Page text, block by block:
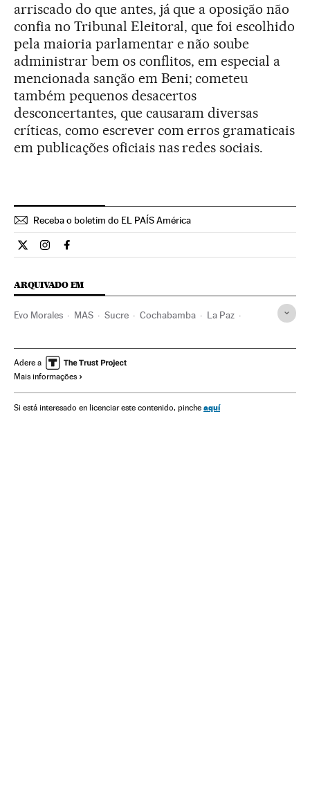
arriscado do que antes, já que a oposição não
confia no Tribunal Eleitoral, que foi escolhido
pela maioria parlamentar e não soube
administrar bem os conflitos, em especial a
mencionada sanção em Beni; cometeu
também pequenos desacertos
desconcertantes, que causaram diversas
críticas, como escrever com erros gramaticais
em publicações oficiais nas redes sociais.
Receba o boletim do EL PAÍS América
Internacional El País Brasil en Twitter
Internacional El País Brasil en Instagram
Internacional El País Brasil en Facebook
ARQUIVADO EM
Evo Morales MAS Sucre Cochabamba La Paz
Partidos políticos América
Adere a
Mais informações
Si está interesado en licenciar este contenido, pinche aquí